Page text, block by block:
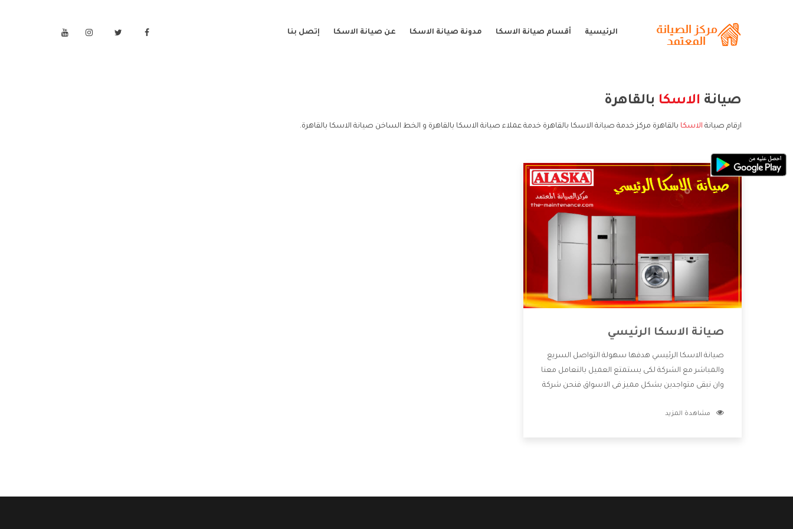
الرئيسية أقسام صيانة الاسكا مدونة صيانة الاسكا عن صيانة الاسكا إتصل بنا
صيانة الاسكا بالقاهرة
ارقام صيانة الاسكا بالقاهرة مركز خدمة صيانة الاسكا بالقاهرة خدمة عملاء صيانة الاسكا بالقاهرة و الخط الساخن صيانة الاسكا بالقاهرة.
صيانة الاسكا الرئيسي
صيانة الاسكا الرئيسي هدفها سهولة التواصل السريع
والمباشر مع الشركة لكى يستمتع العميل بالتعامل معنا
وان نبقى متواجدين بشكل مميز فى الاسواق فنحن شركة
بالخدمات التى تنفرد الشركة بها والتى تكون منها خدمة
مشاهدة المزيد